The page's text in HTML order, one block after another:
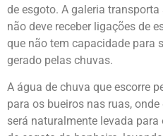
de esgoto. A galeria
não deve receber ligações de
que não tem capacidade para
gerado pelas chuvas.
A água de chuva que escorre
para os bueiros nas ruas,
será naturalmente levada